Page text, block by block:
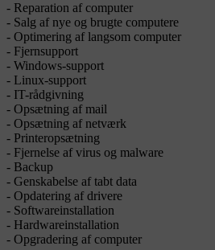
- Reparation af computer
- Salg af nye og brugte computere
- Optimering af langsom computer
- Fjernsupport
- Windows-support
- Linux-support
- IT-rådgivning
- Opsætning af mail
- Opsætning af netværk
- Printeropsætning
- Fjernelse af virus og malware
- Backup
- Genskabelse af tabt data
- Opdatering af drivere
- Softwareinstallation
- Hardwareinstallation
- Opgradering af computer